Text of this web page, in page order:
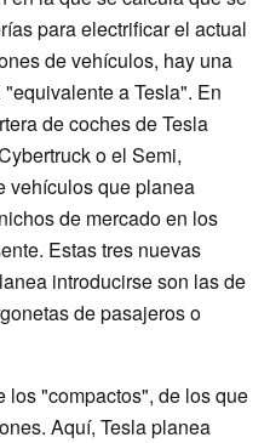
para electrificar el actual
de vehículos, hay una
a Tesla". En
de coches de Tesla
o el Semi,
vehículos que planea
de mercado en los
Estas tres nuevas
introducirse son las de
de pasajeros o
los "compactos", de los que
Aquí, Tesla planea